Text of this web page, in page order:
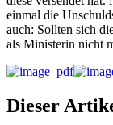
einmal die
auch: Sollten sich
als Ministerin nicht
Dieser